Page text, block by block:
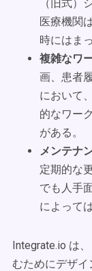
（旧式）
医療機関
時にはま
複雑なワ
画、患者
において
的なワー
がある。
メンテナ
定期的な
でも人手
によって
Integrate.io は
むためにデザ